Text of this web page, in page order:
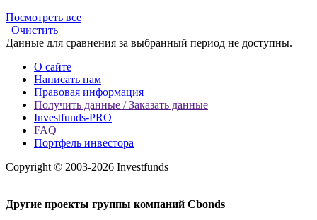
Посмотреть все
Очистить
Данные для сравнения за выбранный период не доступны.
О сайте
Написать нам
Правовая информация
Получить данные / Заказать данные
Investfunds-PRO
FAQ
Портфель инвестора
Copyright © 2003-2026 Investfunds
Другие проекты группы компаний Cbonds